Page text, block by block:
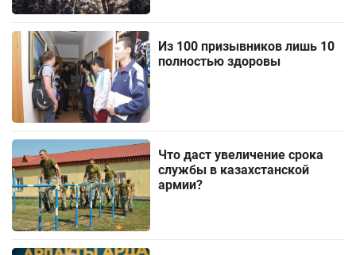
Из 100 призывников лишь 10
полностью здоровы
Что даст увеличение срока
службы в казахстанской
армии?